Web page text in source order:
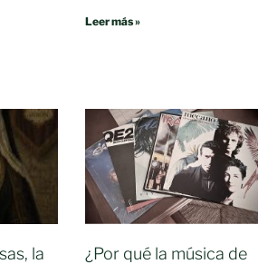
Leer más »
la
¿Por qué la música de